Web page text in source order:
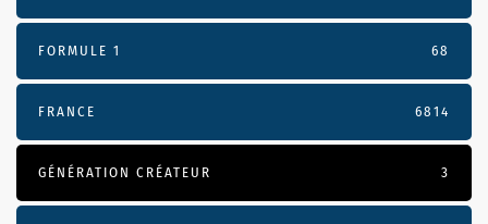
FORMULE 1 68
FRANCE 6814
GÉNÉRATION CRÉATEUR 3